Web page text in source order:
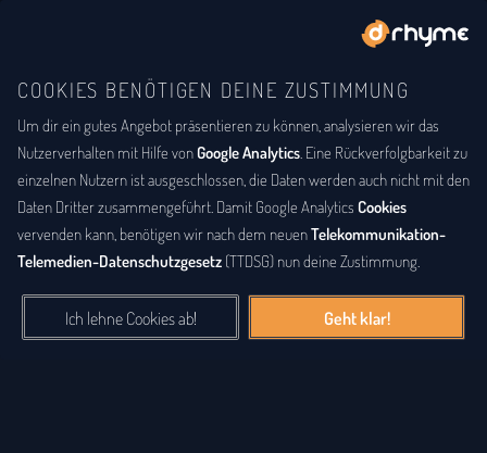
COOKIES BENÖTIGEN DEINE ZUSTIMMUNG
Um dir ein gutes Angebot präsentieren zu können, analysieren wir das
Nutzerverhalten mit Hilfe vonGoogle Analytics. Eine Rückverfolgbarkeit zu
einzelnen Nutzern ist ausgeschlossen, die Daten werden auch nicht mit den
Daten Dritter zusammengeführt. Damit Google Analytics Cookies
vervenden kann, benötigen wir nach dem neuenTelekommunikation-
Telemedien-Datenschutzgesetz (TTDSG) nun deine Zustimmung.
Ich lehne Cookies ab! Geht klar!
BUCHSTABENTAUSCH ANAGRAMM
Anagramm-Lexikon
DasAnagrammlexikonbietet eine alphabetische Auflistung aller
Wörter, zu denen Anagramme existieren. EinAnagrammist eine
Buchstabenfolge, die durch Vertauschung der Buchstaben einer
Wörter und auch ganze Sätze sein. Bei diesem Lexikon hingegen
geht es einzig um real existierende, einzelne Wörter, die durch